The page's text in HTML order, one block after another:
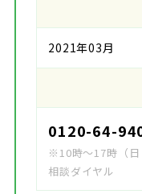
2021年03月
0120-64-
※10時～17時（日
相談ダイヤル